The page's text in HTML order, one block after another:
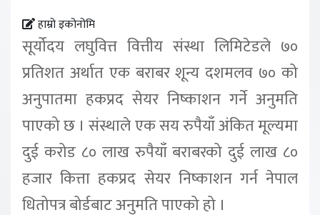
हाम्रो इकोनोमि
सूर्योदय लघुवित्त वित्तीय संस्था लिमिटेडले ७०
प्रतिशत अर्थात एक बराबर शून्य दशमलव ७० को
अनुपातमा हकप्रद सेयर निष्काशन गर्ने अनुमति
पाएको छ । संस्थाले एक सय रुपैयाँ अंकित मूल्यमा
दुई करोड ८० लाख रुपैयाँ बराबरको दुई लाख ८०
हजार कित्ता हकप्रद सेयर निष्काशन गर्न नेपाल
धितोपत्र बोर्डबाट अनुमति पाएको हो ।